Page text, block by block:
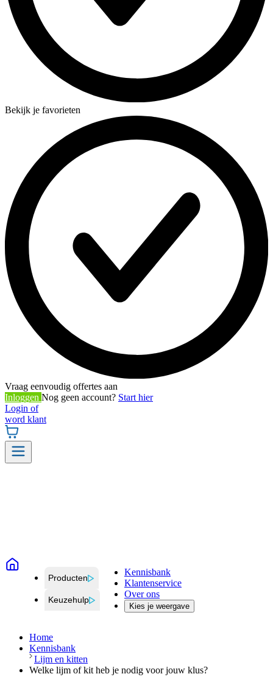
Bekijk je favorieten
Vraag eenvoudig offertes aan
Inloggen Nog geen account? Start hier
Login of
word klant
Producten
Keuzehulp
Kennisbank
Klantenservice
Over ons
Kies je weergave
Home
Kennisbank
Lijm en kitten
Welke lijm of kit heb je nodig voor jouw klus?